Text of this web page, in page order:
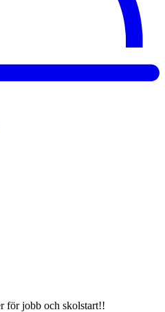
för jobb och skolstart!!